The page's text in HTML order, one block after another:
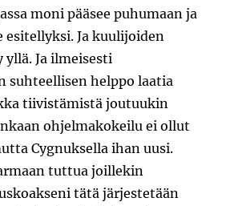
moni pääsee puhumaan ja
esitellyksi. Ja kuulijoiden
Ja ilmeisesti
suhteellisen helppo laatia
tiivistämistä joutuukin
ohjelmakokeilu ei ollut
Cygnuksella ihan uusi.
tuttua joillekin
tätä järjestetään